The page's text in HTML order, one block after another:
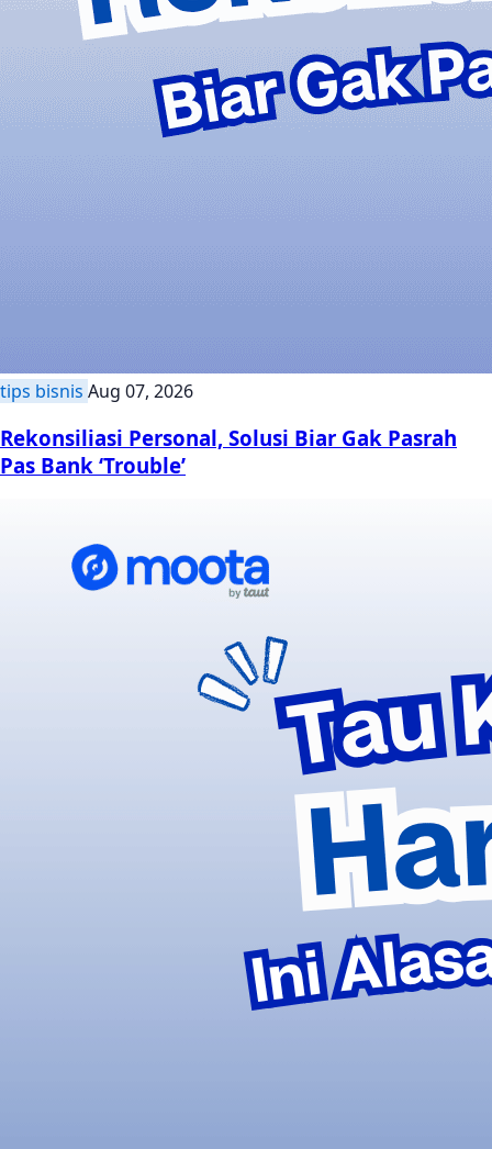
tips bisnis Aug 07, 2026
Rekonsiliasi Personal, Solusi Biar Gak Pasrah
Pas Bank ‘Trouble’